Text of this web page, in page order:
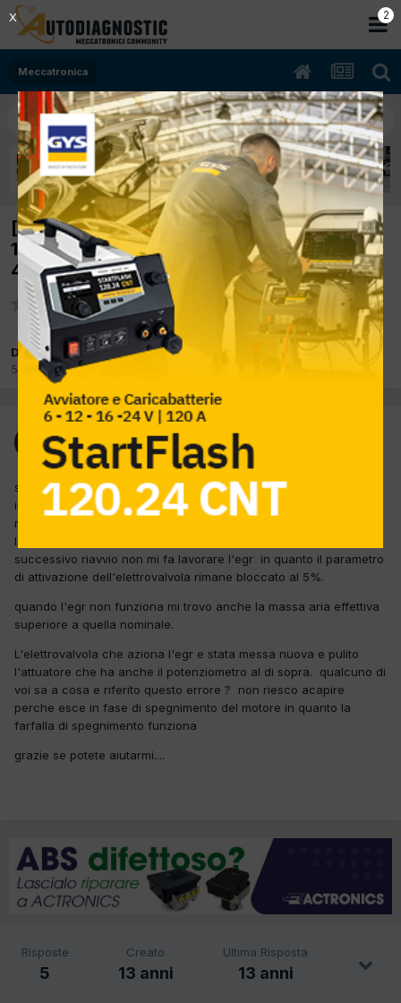
Meccatronica
[serie 3 E90 09/2007 1995cc N47D20A
130Kw Diesel] errore regolatore farfalla
483d
Da Ospite
5 Dicembre 2012
Inviato5 Dicembre 2012
salve ragazzi ho in officina questa bmw 320d con 133.000km
iniezione bosch edc 17 con filtro particolato e in centralina
motore porta il seguente errore:REGOLATORE FARFALLA 483D
l'errore compare in fase di spegnimento del motore e al
successivo riavvio non mi fa lavorare l'egr in quanto il parametro
di attivazione dell'elettrovalvola rimane bloccato al 5%.
quando l'egr non funziona mi trovo anche la massa aria effettiva
superiore a quella nominale.
L'elettrovalvola che aziona l'egr e stata messa nuova e pulito
l'attuatore che ha anche il potenziometro al di sopra. qualcuno di
voi sa a cosa e riferito questo errore ? non riesco acapire
perche esce in fase di spegnimento del motore in quanto la
farfalla di spegnimento funziona
grazie se potete aiutarmi....
Risposte
5
Creato
13 anni
Ultima Risposta
13 anni
2
X